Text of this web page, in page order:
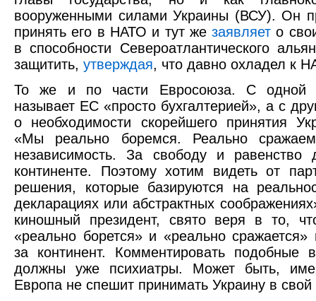
вооруженными силами Украины (ВСУ). Он
принять его в НАТО и тут жезаявляет о
в способности Североатлантического
защитить, утверждая, что давно охладел к
То же и по части Евросоюза. С одной
называет ЕС «просто бухгалтерией», а с
о необходимости скорейшего принятия
«Мы реально боремся. Реально
независимость. За свободу и
континенте. Поэтому хотим видеть от
решения, которые базируются на
декларациях или абстрактных
киношный президент, свято веря в то,
«реально борется» и «реально сражается»
за континент. Комментировать подобные
должны уже психиатры. Может быть,
Европа не спешит принимать Украину в свой